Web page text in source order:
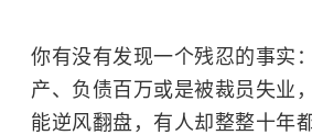
你有没有发现一个残忍的事实
产、负债百万或是被裁员失业
能逆风翻盘，有人却整整十年